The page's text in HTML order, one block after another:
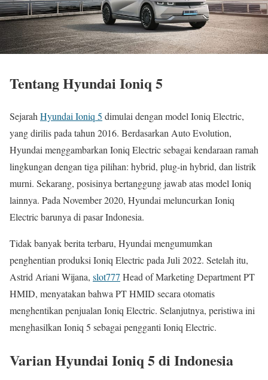
Tentang Hyundai Ioniq 5
Sejarah Hyundai Ioniq 5 dimulai dengan model Ioniq Electric,
yang dirilis pada tahun 2016. Berdasarkan Auto Evolution,
Hyundai menggambarkan Ioniq Electric sebagai kendaraan ramah
lingkungan dengan tiga pilihan: hybrid, plug-in hybrid, dan listrik
murni. Sekarang, posisinya bertanggung jawab atas model Ioniq
lainnya. Pada November 2020, Hyundai meluncurkan Ioniq
Electric barunya di pasar Indonesia.
Tidak banyak berita terbaru, Hyundai mengumumkan
penghentian produksi Ioniq Electric pada Juli 2022. Setelah itu,
Astrid Ariani Wijana, slot777 Head of Marketing Department PT
HMID, menyatakan bahwa PT HMID secara otomatis
menghentikan penjualan Ioniq Electric. Selanjutnya, peristiwa ini
menghasilkan Ioniq 5 sebagai pengganti Ioniq Electric.
Varian Hyundai Ioniq 5 di Indonesia